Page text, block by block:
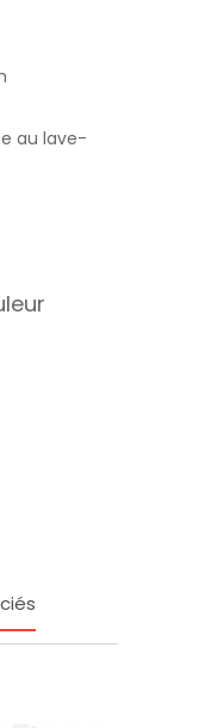
au lave-